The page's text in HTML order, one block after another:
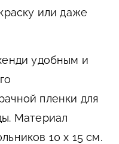
или даже
удобным и
пленки для
Материал
10 х 15 см.